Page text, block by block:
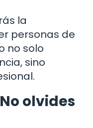
la
personas de
no solo
sino
olvides